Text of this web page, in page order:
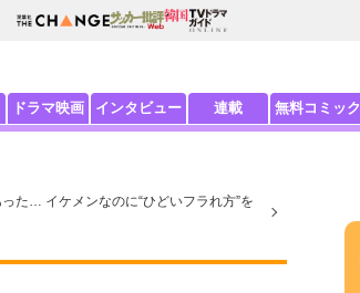
ドラマ映画 インタビュー 連載 無料コミック
た… イケメンなのに“ひどいフラれ方”を